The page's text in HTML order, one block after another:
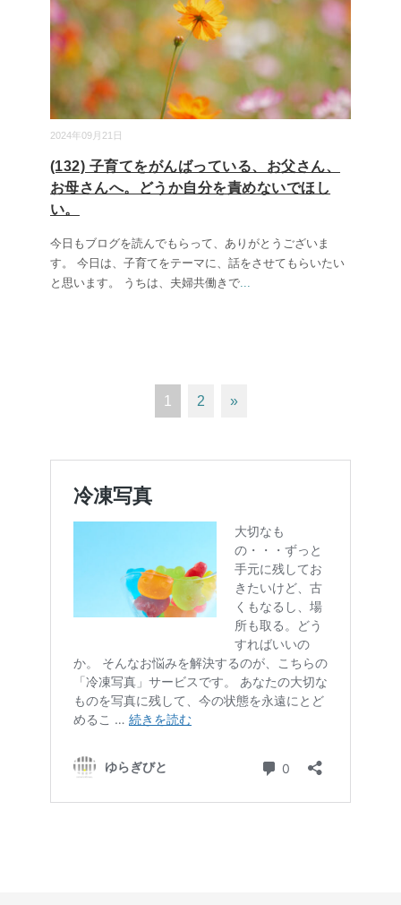
2024年09月21日
(132) 子育てをがんばっている、お父さん、
お母さんへ。どうか自分を責めないでほし
い。
今日もブログを読んでもらって、ありがとうございま
す。 今日は、子育てをテーマに、話をさせてもらいたい
と思います。 うちは、夫婦共働きで...
1 2 »